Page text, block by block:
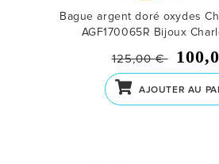
Bague argent doré oxydes
AGF170065R Bijoux
125,00 €
AJOUTER AU